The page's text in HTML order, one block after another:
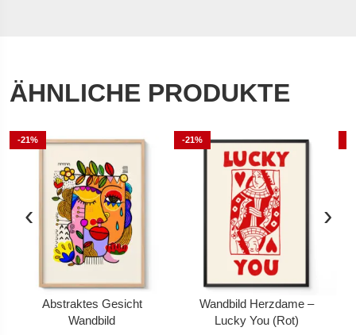
ÄHNLICHE PRODUKTE
‹
-21%
Abstraktes Gesicht
Wandbild
-21%
Wandbild Herzdame –
Lucky You (Rot)
›